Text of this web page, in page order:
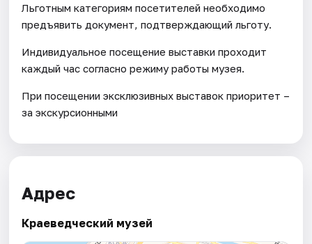
Льготным категориям посетителей необходимо
предъявить документ, подтверждающий льготу.
Индивидуальное посещение выставки проходит
каждый час согласно режиму работы музея.
При посещении эксклюзивных выставок приоритет –
за экскурсионными
Адрес
Краеведческий музей